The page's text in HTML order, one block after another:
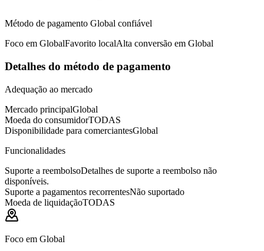
Método de pagamento Global confiável
Foco em GlobalFavorito localAlta conversão em Global
Detalhes do método de pagamento
Adequação ao mercado
Mercado principalGlobal
Moeda do consumidorTODAS
Disponibilidade para comerciantesGlobal
Funcionalidades
Suporte a reembolsoDetalhes de suporte a reembolso não
disponíveis.
Suporte a pagamentos recorrentesNão suportado
Moeda de liquidaçãoTODAS
Foco em Global